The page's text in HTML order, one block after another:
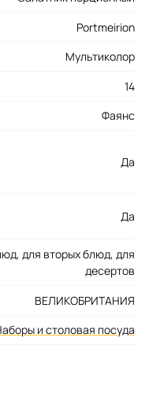
Portmeirion
Мультиколор
14
Фаянс
Да
Да
для вторых блюд, для
десертов
ВЕЛИКОБРИТАНИЯ
и столовая посуда